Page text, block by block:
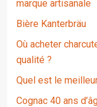
marque artisanale
Bière Kanterbräu
Où acheter
qualité ?
Quel est le
Cognac 40 ans